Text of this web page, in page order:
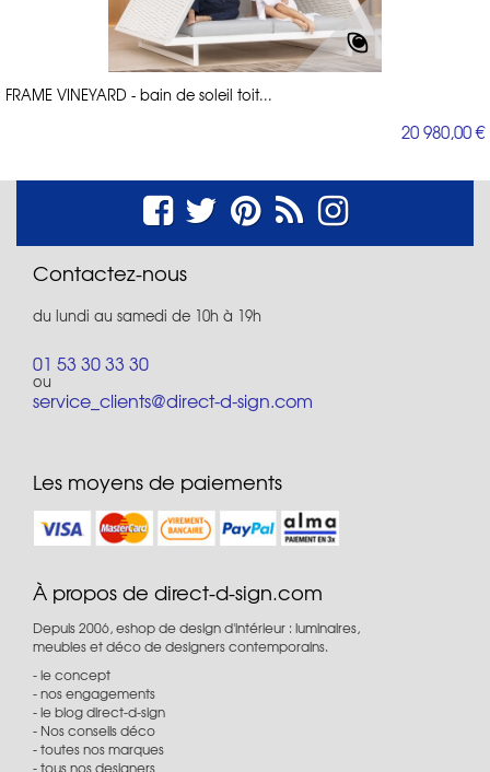
FRAME VINEYARD - bain de soleil toit...
20 980,00 €
Contactez-nous
du lundi au samedi de 10h à 19h
01 53 30 33 30
ou
service_clients@direct-d-sign.com
Les moyens de paiements
À propos de direct-d-sign.com
Depuis 2006, eshop de design d'intérieur : luminaires,
meubles et déco de designers contemporains.
le concept
nos engagements
le blog direct-d-sign
Nos conseils déco
toutes nos marques
tous nos designers